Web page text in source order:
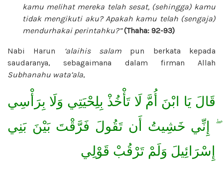
kamu melihat mereka telah sesat, (sehingga) kamu
tidak mengikuti aku? Apakah kamu telah (sengaja)
mendurhakai perintahku?”(Thaha: 92-93)
Nabi Harun ‘alaihis salam pun berkata kepada
saudaranya, sebagaimana dalam firman Allah
Subhanahu wata’ala,
قَالَ يَا ابْنَ أُمَّ لَا تَأْخُذْ بِلِحْيَتِي وَلَا بِرَأْسِي
ۖ إِنِّي خَشِيتُ أَن تَقُولَ فَرَّقْتَ بَيْنَ بَنِي
إِسْرَائِيلَ وَلَمْ تَرْقُبْ قَوْلِي